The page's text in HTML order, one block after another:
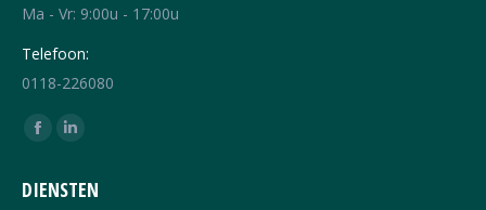
Ma - Vr: 9:00u - 17:00u
Telefoon:
0118-226080
Vind ons op:
Facebook
opensopens
DIENSTEN